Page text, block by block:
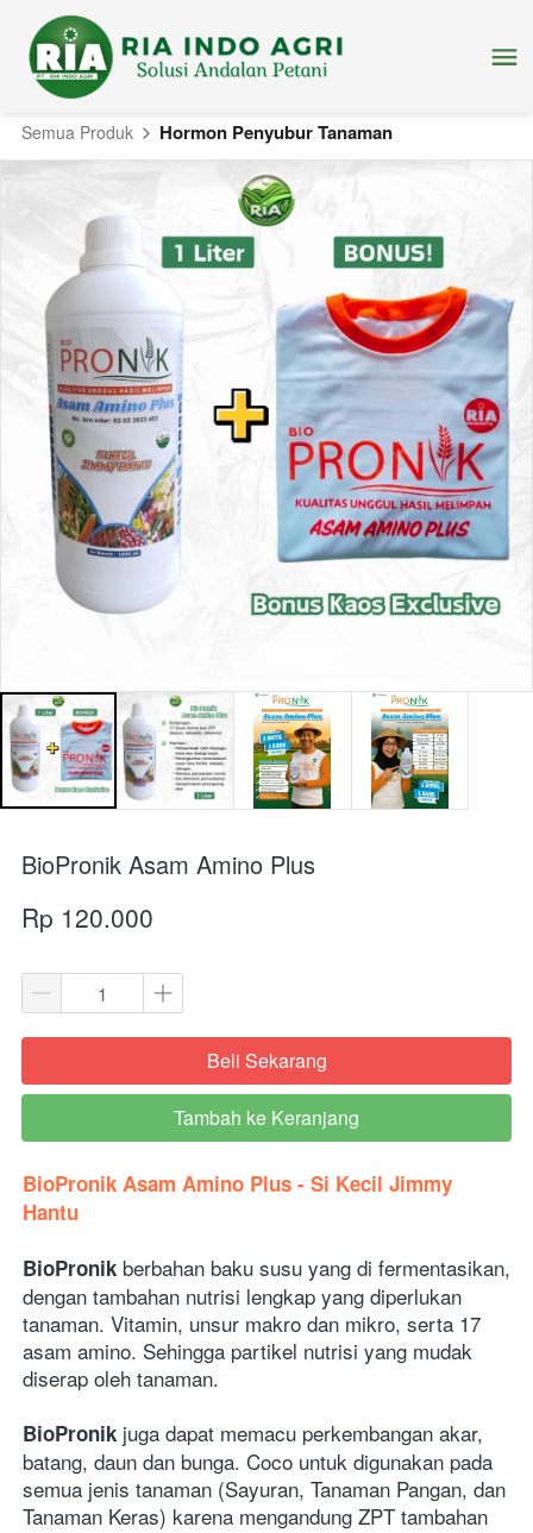
Semua Produk Hormon Penyubur Tanaman
BioPronik Asam Amino Plus
Rp 120.000
`Beli Sekarang
`
Tambah ke Keranjang
BioPronik Asam Amino Plus - Si Kecil Jimmy
Hantu
BioPronik berbahan baku susu yang di fermentasikan,
dengan tambahan nutrisi lengkap yang diperlukan
tanaman. Vitamin, unsur makro dan mikro, serta 17
asam amino. Sehingga partikel nutrisi yang mudak
diserap oleh tanaman.
BioPronik juga dapat memacu perkembangan akar,
batang, daun dan bunga. Coco untuk digunakan pada
semua jenis tanaman (Sayuran, Tanaman Pangan, dan
Tanaman Keras) karena mengandung ZPT tambahan